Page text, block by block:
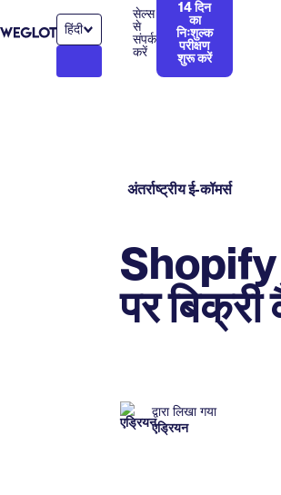
हिंदी
सेल्स
से
संपर्क
करें
14 दिन
का
निःशुल्क
परीक्षण
शुरू करें
अंतर्राष्ट्रीय ई-कॉमर्स
Shopify
पर
द्वारा लिखा गया
एड्रियन